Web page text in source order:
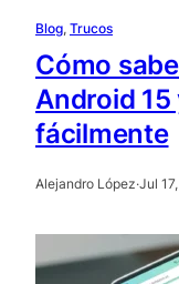
Blog, Trucos
Cómo
Android 15
fácilmente
Alejandro López·Jul